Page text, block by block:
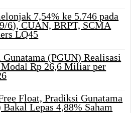
7,54% ke 5.746 pada
6), CUAN, BRPT, SCMA
LQ45
(PGUN) Realisasi
Rp 26,6 Miliar per
Float, Pradiksi Gunatama
Lepas 4,88% Saham